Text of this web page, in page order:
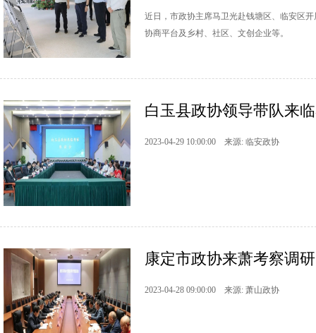
近日，市政协主席马卫光赴钱塘区、临安区
协商平台及乡村、社区、文创企业等。
白玉县政协领导带队来
2023-04-29 10:00:00 来源: 临安政协
康定市政协来萧考察调
2023-04-28 09:00:00 来源: 萧山政协